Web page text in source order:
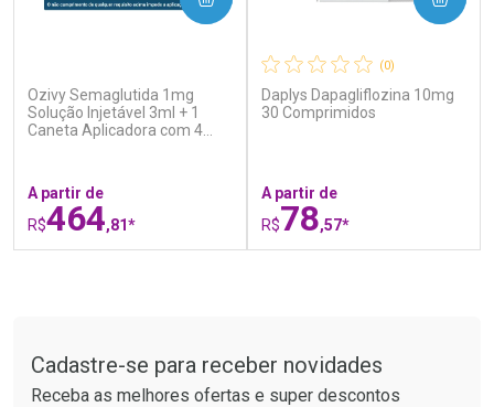
Ativar Desconto
Por R$ 37,25/cada
Comprar sem Desconto
Ativar Desconto
Por R$ 61,55/cada
Ozivy Semaglutida 1mg
Solução Injetável 3ml + 1
Caneta Aplicadora com 4
A partir de
R$464,81*
(0)
Daplys Dapagliflozina 10mg
30 Comprimidos
A partir de
R$78,57*
Cadastre-se para receber novidades
Receba as melhores ofertas e super descontos